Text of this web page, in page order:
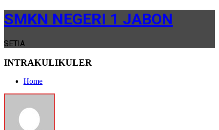
SMKN NEGERI 1 JABON
SETIA
INTRAKULIKULER
Home